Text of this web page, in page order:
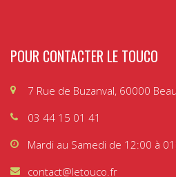
POUR CONTACTER LE TOUCO
7 Rue de Buzanval, 60000
03 44 15 01 41
Mardi au Samedi de 12:00 à
contact@letouco.fr